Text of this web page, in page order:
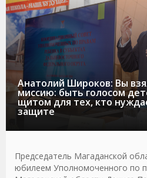
Анатолий Широков: Вы
миссию: быть голосом
щитом для тех, кто
защите
Председатель Магаданской
юбилеем Уполномоченного по